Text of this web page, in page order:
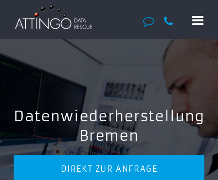
Datenwiederherstellung
Bremen
DIREKT ZUR ANFRAGE